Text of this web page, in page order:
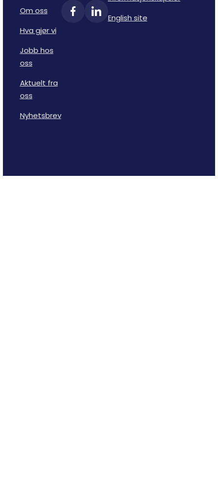
Om oss
Hva gjør vi
Jobb hos
oss
Aktuelt fra
oss
Nyhetsbrev
English site